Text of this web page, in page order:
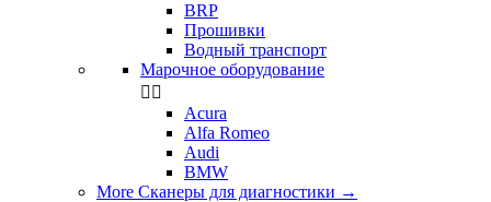
BRP
Прошивки
Водный транспорт
Марочное оборудование
 
Acura
Alfa Romeo
Audi
BMW
More Сканеры для диагностики →